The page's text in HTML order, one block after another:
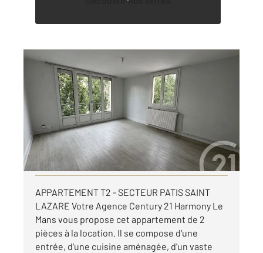
LE MANS 72
43,65 m2, 2 pièces
Ref : 44428
Appartement F2 à louer
480 €
par mois charges comprises
Visiter le site dédié
APPARTEMENT T2 - SECTEUR PATIS SAINT
LAZARE Votre Agence Century 21 Harmony Le
Mans vous propose cet appartement de 2
pièces à la location. Il se compose d'une
entrée, d'une cuisine aménagée, d'un vaste